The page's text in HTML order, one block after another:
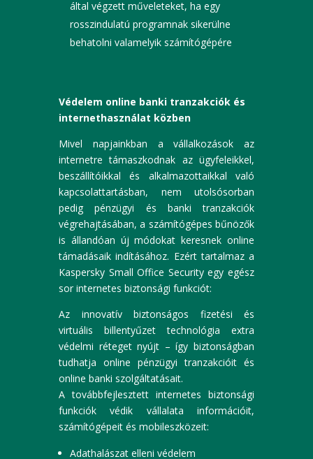
által végzett műveleteket, ha egy
rosszindulatú programnak sikerülne
behatolni valamelyik számítógépére
Védelem online banki tranzakciók és
internethasználat közben
Mivel napjainkban a vállalkozások az
internetre támaszkodnak az ügyfeleikkel,
beszállítóikkal és alkalmazottaikkal való
kapcsolattartásban, nem utolsósorban
pedig pénzügyi és banki tranzakciók
végrehajtásában, a számítógépes bűnözők
is állandóan új módokat keresnek online
támadásaik indításához. Ezért tartalmaz a
Kaspersky Small Office Security egy egész
sor internetes biztonsági funkciót:
Az innovatív biztonságos fizetési és
virtuális billentyűzet technológia extra
védelmi réteget nyújt – így biztonságban
tudhatja online pénzügyi tranzakcióit és
online banki szolgáltatásait.
A továbbfejlesztett internetes biztonsági
funkciók védik vállalata információit,
számítógépeit és mobileszközeit:
Adathalászat elleni védelem